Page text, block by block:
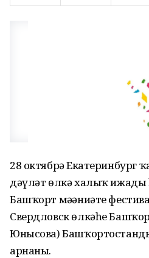
28 октябрҙә
дәүләт өлкә халыҡ
Башҡорт мәҙәниәте
Свердловск өлкәһе
Юнысова)
арнаны.